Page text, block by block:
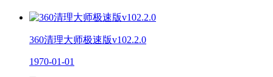
360清理大师极速版v102.2.0
1970-01-01